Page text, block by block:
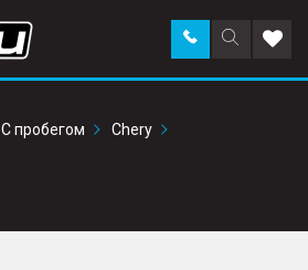
Поиск
по
Заказать
звонок в
С пробегом Chery